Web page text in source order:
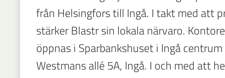
från Helsingfors till Ingå. I takt med att
stärker Blastr sin lokala närvaro.
öppnas i Sparbankshuset i Ingå
Westmans allé 5A, Ingå. I och med att